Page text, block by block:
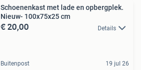
Schoenenkast met lade en opbergplek.
Nieuw- 100x75x25 cm
€ 20,00 Details
Buitenpost 19 jul 26